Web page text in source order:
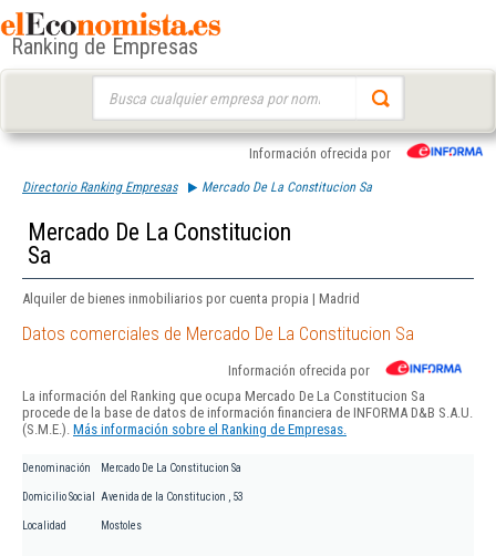
Ranking de Empresas
Información ofrecida por
Directorio Ranking Empresas Mercado De La Constitucion Sa
Mercado De La Constitucion
Sa
Alquiler de bienes inmobiliarios por cuenta propia | Madrid
Datos comerciales de Mercado De La Constitucion Sa
Información ofrecida por
La información del Ranking que ocupa Mercado De La Constitucion Sa
procede de la base de datos de información financiera de INFORMA D&B S.A.U.
(S.M.E.). Más información sobre el Ranking de Empresas.
Denominación Mercado De La Constitucion Sa
Domicilio Social Avenida de la Constitucion , 53
Localidad Mostoles